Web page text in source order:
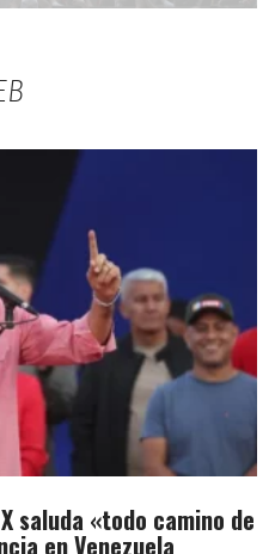
saluda «todo camino de
en Venezuela